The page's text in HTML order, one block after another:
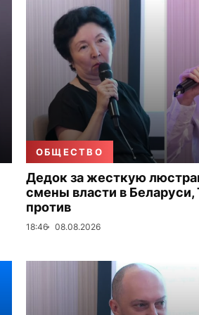
ОБЩЕСТВО
Дедок за жесткую
смены власти в
против
18:46 08.08.2026